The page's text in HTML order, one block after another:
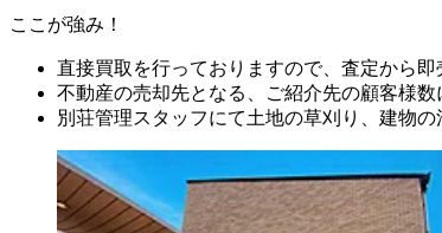
ここが強み！
直接買取を行っておりますので、査定から即
不動産の売却先となる、ご紹介先の顧客様数
別荘管理スタッフにて土地の草刈り、建物